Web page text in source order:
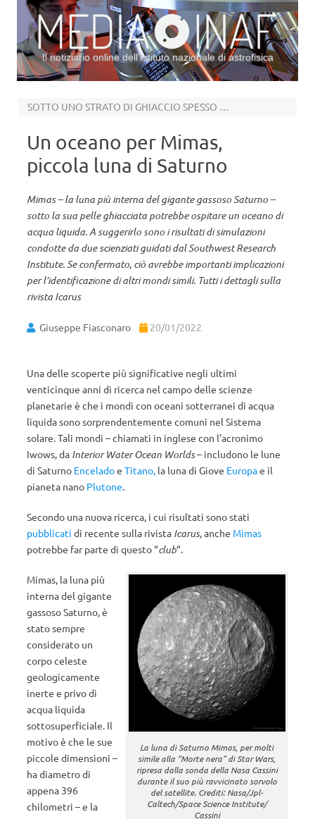
Il notiziario online dell’Istituto nazionale di astrofisica
SOTTO UNO STRATO DI GHIACCIO SPESSO DAI 24 AI 31 KM
Un oceano per Mimas,
piccola luna di Saturno
Mimas – la luna più interna del gigante gassoso Saturno –
sotto la sua pelle ghiacciata potrebbe ospitare un oceano di
acqua liquida. A suggerirlo sono i risultati di simulazioni
condotte da due scienziati guidati dal Southwest Research
Institute. Se confermato, ciò avrebbe importanti implicazioni
per l’identificazione di altri mondi simili. Tutti i dettagli sulla
rivista Icarus
Giuseppe Fiasconaro 20/01/2022
Una delle scoperte più significative negli ultimi
venticinque anni di ricerca nel campo delle scienze
planetarie è che i mondi con oceani sotterranei di acqua
liquida sono sorprendentemente comuni nel Sistema
solare. Tali mondi – chiamati in inglese con l’acronimo
Iwows, da Interior Water Ocean Worlds– includono le lune
di Saturno Enceladoe Titano, la luna di Giove Europae il
pianeta nano Plutone.
Secondo una nuova ricerca, i cui risultati sono stati
pubblicati di recente sulla rivista Icarus, anche Mimas
potrebbe far parte di questo “club“.
La luna di Saturno Mimas, per molti
simile alla “Morte nera” di Star Wars,
ripresa dalla sonda della Nasa Cassini
durante il suo più ravvicinato sorvolo
del satellite. Crediti: Nasa/Jpl-
Caltech/Space Science Institute/
Cassini
Mimas, la luna più
interna del gigante
gassoso Saturno, è
stato sempre
considerato un
corpo celeste
geologicamente
inerte e privo di
acqua liquida
sottosuperficiale. Il
motivo è che le sue
piccole dimensioni –
ha diametro di
appena 396
chilometri – e la